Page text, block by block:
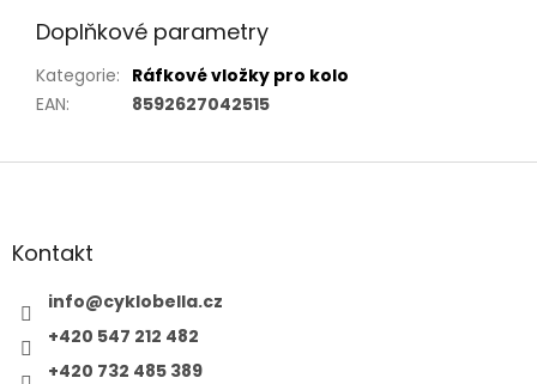
Doplňkové parametry
Kategorie: Ráfkové vložky pro kolo
EAN: 8592627042515
Z
aKontakt
info@cyklobella.cz
+420 547 212 482
+420 732 485 389